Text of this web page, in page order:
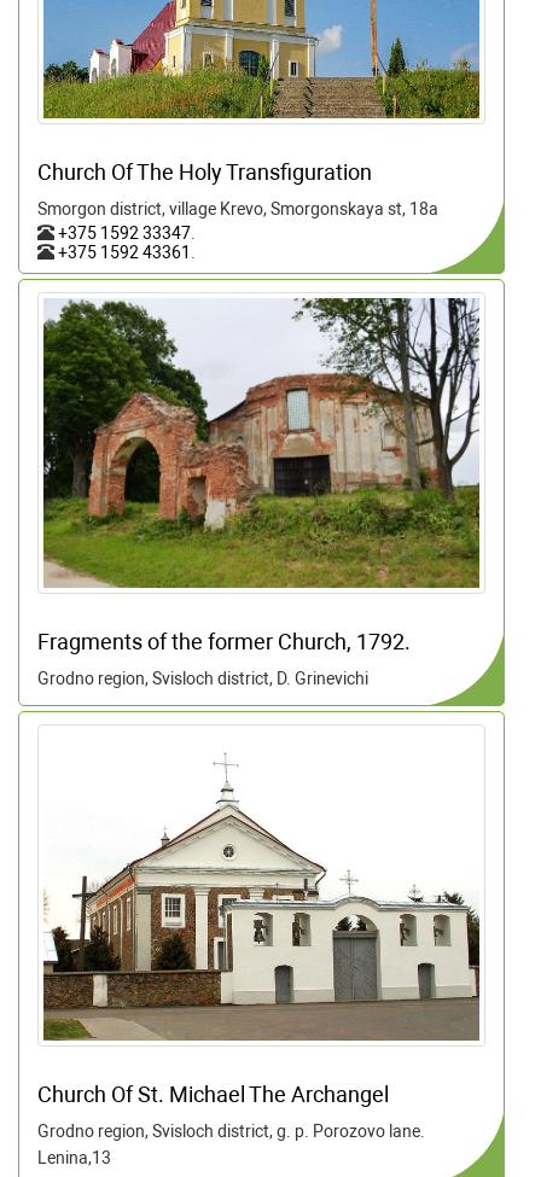
Church Of The Holy Transfiguration
Smorgon district, village Krevo, Smorgonskaya st, 18a
+375 1592 33347.
+375 1592 43361 .
Fragments of the former Church, 1792.
Grodno region, Svisloch district, D. Grinevichi
Church Of St. Michael The Archangel
Grodno region, Svisloch district, g. p. Porozovo lane.
Lenina,13